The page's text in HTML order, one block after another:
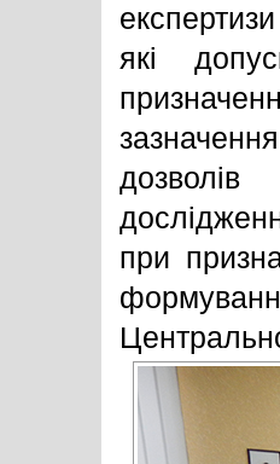
які
дозволів
при